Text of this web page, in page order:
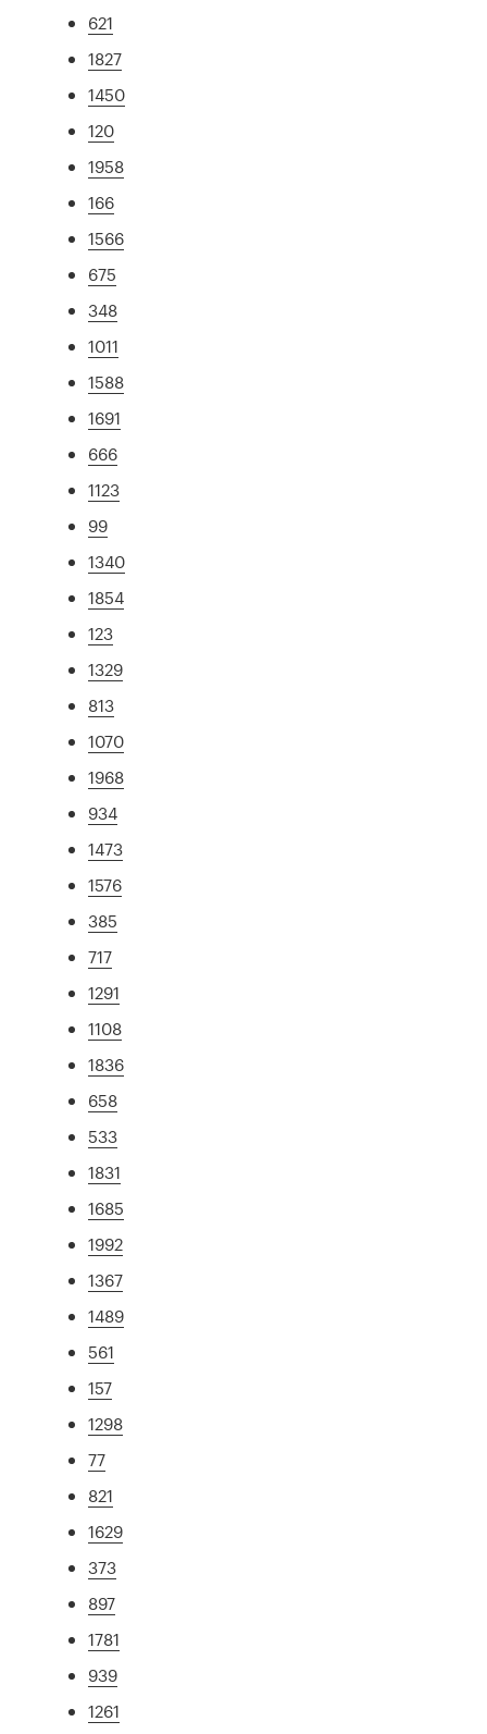
621
1827
1450
120
1958
166
1566
675
348
1011
1588
1691
666
1123
99
1340
1854
123
1329
813
1070
1968
934
1473
1576
385
717
1291
1108
1836
658
533
1831
1685
1992
1367
1489
561
157
1298
77
821
1629
373
897
1781
939
1261